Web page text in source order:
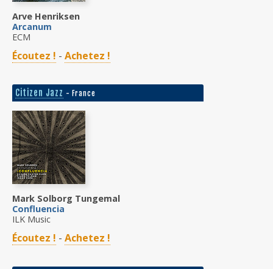
Arve Henriksen
Arcanum
ECM
Écoutez ! - Achetez !
Citizen Jazz - France
Mark Solborg Tungemal
Confluencia
ILK Music
Écoutez ! - Achetez !